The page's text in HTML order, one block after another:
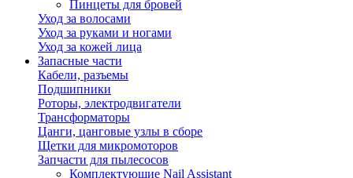
Пинцеты для бровей
Уход за волосами
Уход за руками и ногами
Уход за кожей лица
Запасные части
Кабели, разъемы
Подшипники
Роторы, электродвигатели
Трансформаторы
Цанги, цанговые узлы в сборе
Щетки для микромоторов
Запчасти для пылесосов
Комплектующие Nail Assistant